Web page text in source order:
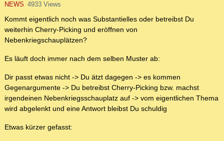
NEWS 4933 Views
Kommt eigentlich noch was Substantielles oder betreibst Du
weiterhin Cherry-Picking und eröffnen von
Nebenkriegschauplätzen?
Es läuft doch immer nach dem selben Muster ab:
Dir passt etwas nicht -> Du ätzt dagegen -> es kommen
Gegenargumente -> Du betreibst Cherry-Picking bzw. machst
irgendeinen Nebenkriegsschauplatz auf -> vom eigentlichen Thema
wird abgelenkt und eine Antwort bleibst Du schuldig
Etwas kürzer gefasst: